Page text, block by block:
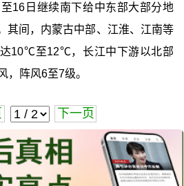
16日继续南下给中东部大部分地
其间，内蒙古中部、江淮、江南等
10℃至12℃，长江中下游以北部
，阵风6至7级。
下一页